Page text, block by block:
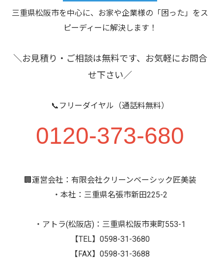
三重県松阪市を中心に、お家や企業様の「困った」をス
ピーディーに解決します！
＼お見積り・ご相談は無料です、お気軽にお問合
せ下さい／
📞フリーダイヤル（通話料無料）
0120-373-680
🏢運営会社：有限会社クリーンベーシック匠美装
・本社：三重県名張市新田225-2
・アトラ(松阪店)：三重県松阪市東町553-1
【TEL】0598-31-3680
【FAX】0598-31-3688